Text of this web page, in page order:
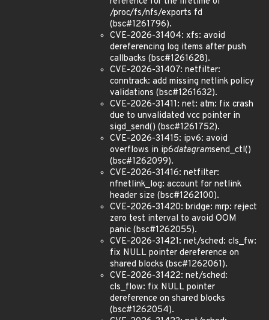
/proc/fs/nfs/exports fd
(bsc#1261796).
CVE-2026-31404: xfs: avoid
dereferencing log items after push
callbacks (bsc#1261628).
CVE-2026-31407: netfilter:
conntrack: add missing netlink policy
validations (bsc#1261632).
CVE-2026-31411: net: atm: fix crash
due to unvalidated vcc pointer in
sigd_send() (bsc#1261752).
CVE-2026-31415: ipv6: avoid
overflows in ip6datagramsend_ctl()
(bsc#1262099).
CVE-2026-31416: netfilter:
nfnetlink_log: account for netlink
header size (bsc#1262100).
CVE-2026-31420: bridge: mrp: reject
zero test interval to avoid OOM
panic (bsc#1262055).
CVE-2026-31421: net/sched: cls_fw:
fix NULL pointer dereference on
shared blocks (bsc#1262061).
CVE-2026-31422: net/sched:
cls_flow: fix NULL pointer
dereference on shared blocks
(bsc#1262054).